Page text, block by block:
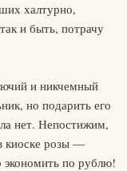
халтурно,
и быть, потрачу
и никчемный
но подарить его
нет. Непостижим,
киоске розы —
экономить по рублю!